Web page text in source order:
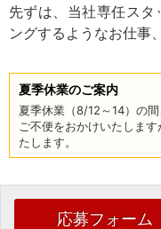
先ずは、当社専任ス
ングするようなお仕事
夏季休業のご案内
夏季休業（8/12～14）の
ご不便をおかけいたしま
たします。
応募フォーム